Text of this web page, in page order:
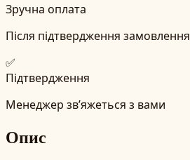
Зручна оплата
Після підтвердження замовлення
✅
Підтвердження
Менеджер зв’яжеться з вами
Опис